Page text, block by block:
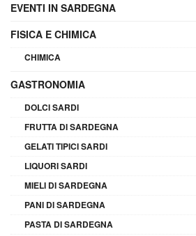
EVENTI IN SARDEGNA
FISICA E CHIMICA
CHIMICA
GASTRONOMIA
DOLCI SARDI
FRUTTA DI SARDEGNA
GELATI TIPICI SARDI
LIQUORI SARDI
MIELI DI SARDEGNA
PANI DI SARDEGNA
PASTA DI SARDEGNA